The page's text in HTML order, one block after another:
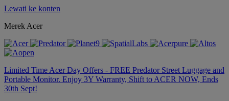
Lewati ke konten
Merek Acer
Limited Time Acer Day Offers - FREE Predator Street Luggage and
Portable Monitor. Enjoy 3Y Warranty, Shift to ACER NOW, Ends
30th Sept!